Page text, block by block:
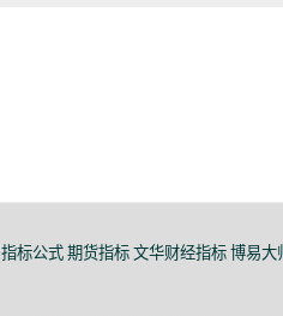
指标公式 期货指标 文华财经指标 博易大